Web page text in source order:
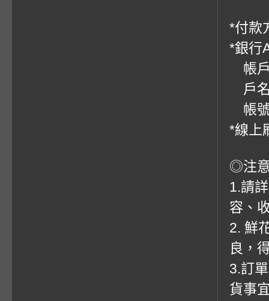
*付款
*銀行
帳戶
戶
帳
*線上
◎注
1.請
容、
2. 鮮
良，
3.訂
貨事